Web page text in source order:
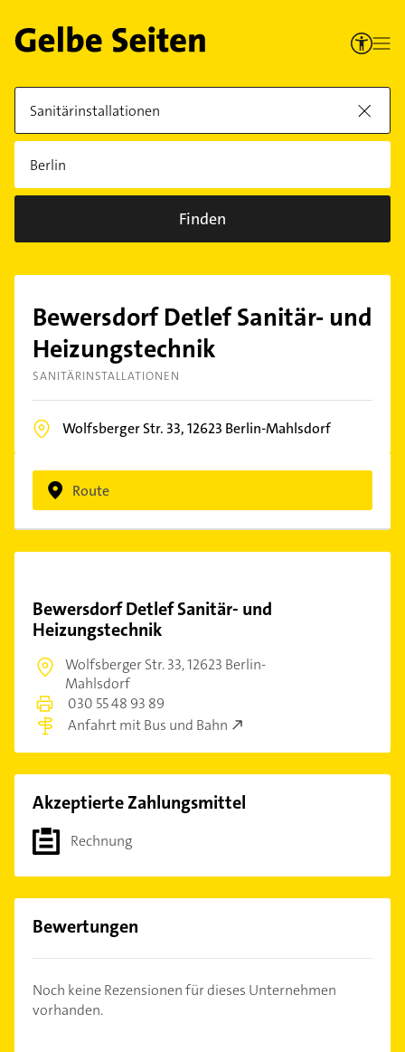
Finden
Bewersdorf Detlef Sanitär- und
Heizungstechnik
SANITÄRINSTALLATIONEN
Wolfsberger Str. 33,12623 Berlin-Mahlsdorf
Route
Bewersdorf Detlef Sanitär- und
Heizungstechnik
Wolfsberger Str. 33,12623 Berlin-
Mahlsdorf
030 55 48 93 89
Anfahrt mit Bus und Bahn
Akzeptierte Zahlungsmittel
Rechnung
Bewertungen
Noch keine Rezensionen für dieses Unternehmen
vorhanden.